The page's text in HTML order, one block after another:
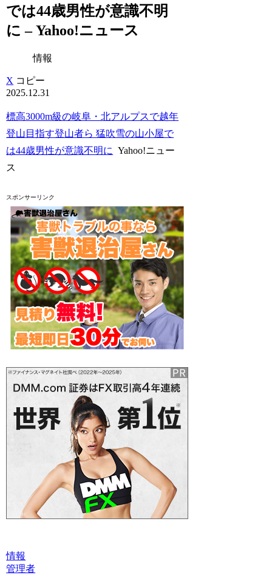
では44歳男性が意識不明
に – Yahoo!ニュース
情報
X コピー
2025.12.31
標高3000m級の岐阜・北アルプスで越年
登山目指す登山者ら 猛吹雪の山小屋で
は44歳男性が意識不明に Yahoo!ニュー
ス
スポンサーリンク
情報
管理者